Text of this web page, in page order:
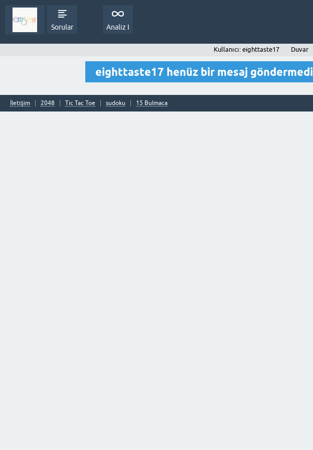
Sorular Analiz I
Kullanıcı: eighttaste17 Duvar
eighttaste17 henüz bir mesaj göndermedi
İletişim 2048 Tic Tac Toe sudoku 15 Bulmaca